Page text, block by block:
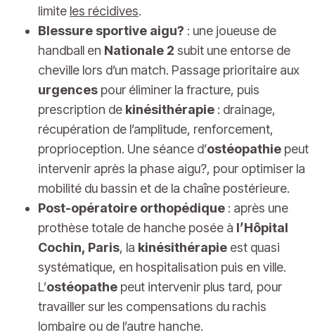
limite les récidives.
Blessure sportive aigu? : une joueuse de
handball en Nationale 2 subit une entorse de
cheville lors d’un match. Passage prioritaire aux
urgences pour éliminer la fracture, puis
prescription de kinésithérapie : drainage,
récupération de l’amplitude, renforcement,
proprioception. Une séance d’ostéopathie peut
intervenir après la phase aigu?, pour optimiser la
mobilité du bassin et de la chaîne postérieure.
Post-opératoire orthopédique : après une
prothèse totale de hanche posée à l’Hôpital
Cochin, Paris, la kinésithérapie est quasi
systématique, en hospitalisation puis en ville.
L’ostéopathe peut intervenir plus tard, pour
travailler sur les compensations du rachis
lombaire ou de l’autre hanche.